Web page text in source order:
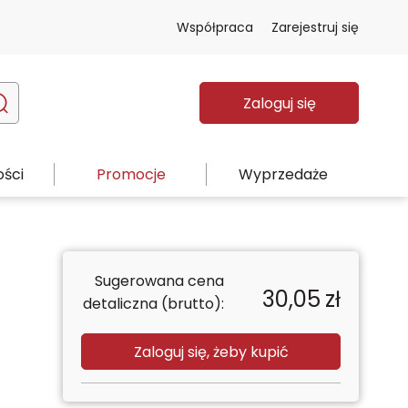
Współpraca Zarejestruj się
Zaloguj się
Promocje Wyprzedaże
Sugerowana cena
detaliczna (brutto):
30,05 zł
Zaloguj się, żeby kupić